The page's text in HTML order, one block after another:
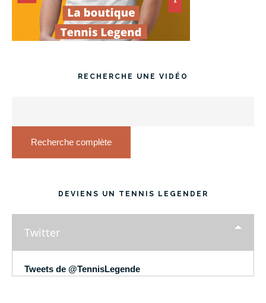
RECHERCHE UNE VIDÉO
Recherche complète
DEVIENS UN TENNIS LEGENDER
Twitter
Tweets de @TennisLegende